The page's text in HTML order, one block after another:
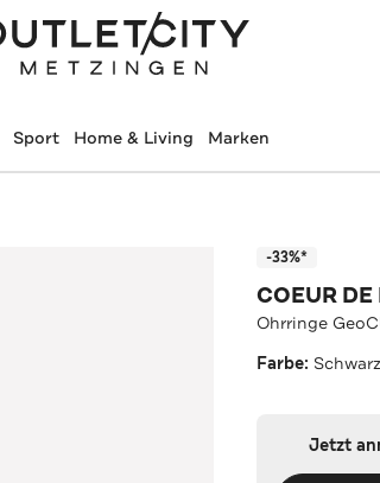
Sport Home & Living Marken
-33%*
COEUR
Ohrringe
Farbe:
Jetzt